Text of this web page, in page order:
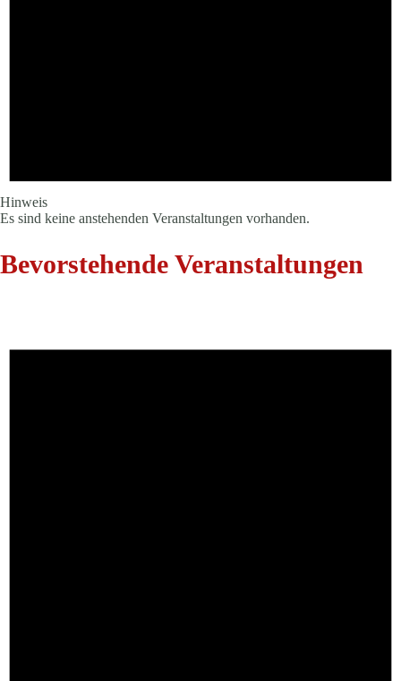
Hinweis
Es sind keine anstehenden Veranstaltungen vorhanden.
Bevorstehende Veranstaltungen